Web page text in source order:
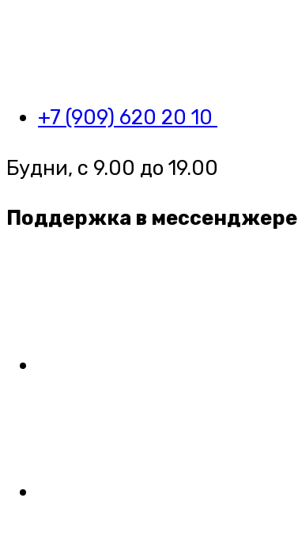
+7 (909) 620 20 10
Будни, с 9.00 до 19.00
Поддержка в мессенджере